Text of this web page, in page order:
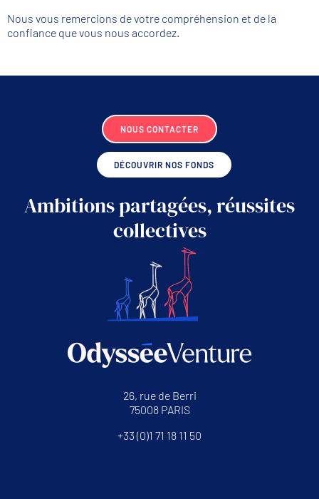
Nous vous remercions de votre compréhension et de la
confiance que vous nous accordez.
NOUS CONTACTER
DÉCOUVRIR NOS FONDS
Ambitions partagées, réussites
collectives
26, rue de Berri
75008 PARIS
+33 (0)1 71 18 11 50